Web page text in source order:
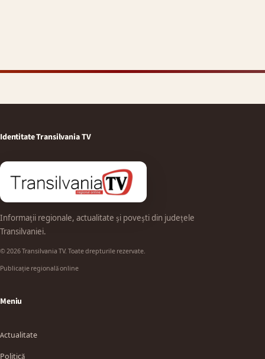
Identitate Transilvania TV
Informații regionale, actualitate și povești din județele
Transilvaniei.
© 2026 Transilvania TV. Toate drepturile rezervate.
Publicație regională online
Meniu
Actualitate
Politică